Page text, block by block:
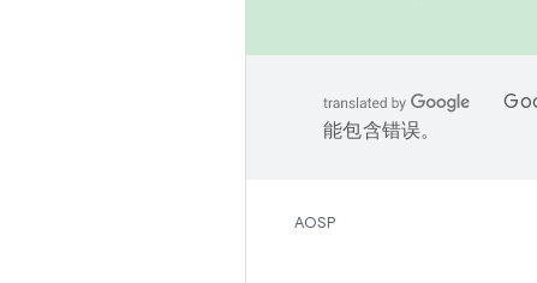
能包含错误。
AOSP